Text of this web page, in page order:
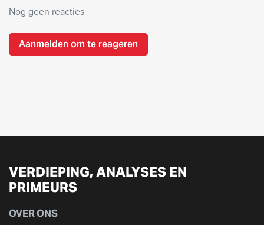
Nog geen reacties
Aanmelden om te reageren
VERDIEPING, ANALYSES EN
PRIMEURS
OVER ONS